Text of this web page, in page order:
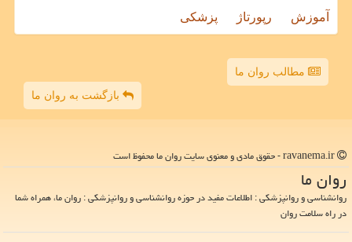
آموزش رپورتاژ پزشکی
مطالب روان ما
بازگشت به روان ما
روان ما
روانشناسی و روانپزشکی : اطلاعات مفید در حوزه روانشناسی و روانپزشکی : روان ما، همراه شما
در راه سلامت روان